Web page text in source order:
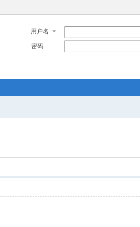
用户名
密码